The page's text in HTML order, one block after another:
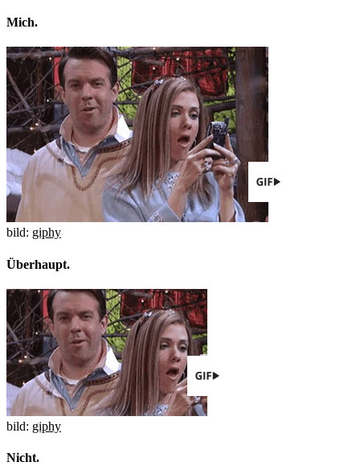
Mich.
bild: giphy
Überhaupt.
bild: giphy
Nicht.